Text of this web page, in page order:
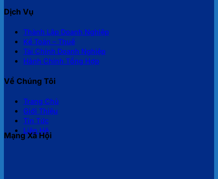
Dịch Vụ
Thành Lập Doanh Nghiệp
Kế Toán – Thuế
Tài Chính Doanh Nghiệp
Hành Chính Tổng Hợp
Về Chúng Tôi
Trang Chủ
Giới Thiệu
Tin Tức
Liên Hệ
Mạng Xã Hội